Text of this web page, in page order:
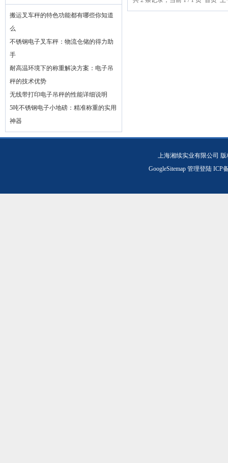
搬运叉车秤的特色功能都有哪些你知道
么
不锈钢电子叉车秤：物流仓储的得力助
手
耐高温环境下的称重解决方案：电子吊
秤的技术优势
无线带打印电子吊秤的性能详细说明
5吨不锈钢电子小地磅：精准称重的实用
神器
上海湘续实业有限公司
GoogleSitemap 管理登陆ICP